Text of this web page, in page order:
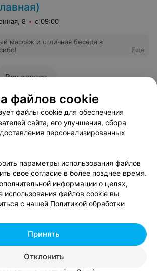
8 с 09:00
массаж и отличная беседа в
Еще
Все адреса
чистка лица возле метро Уручье
возле метро Уручье в Минске
файлов cookie
файлы cookie для обеспечения
сайта, его улучшения, сбора
персонализированных
параметры использования файлов
свое согласие в более позднее время.
информации о целях,
использования файлов cookie вы
с нашей Политикой обработки
Отклонить
Принять